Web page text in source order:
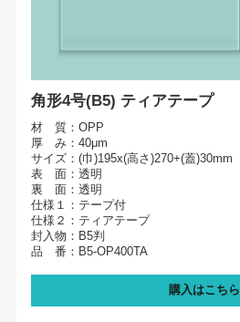
角形4号(B5) ティアテープ
材 質：OPP
厚 み：40μm
サイズ：(巾)195x(高さ)270+(蓋)30mm
表 面：透明
裏 面：透明
仕様１：テープ付
仕様２：ティアテープ
封入物：B5判
品 番：B5-OP400TA
購入はこちら